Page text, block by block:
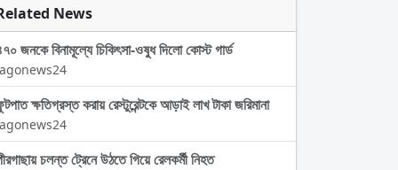
News
জনকে বিনামূল্যে চিকিৎসা-ওষুধ দিলো কোস্ট গার্ড
ক্ষতিগ্রস্ত করায় রেস্টুরেন্টকে আড়াই লাখ টাকা জরিমানা
চলন্ত ট্রেনে উঠতে গিয়ে রেলকর্মী নিহত